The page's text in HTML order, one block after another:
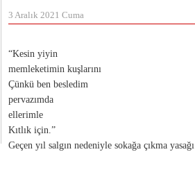
3 Aralık 2021 Cuma
“Kesin yiyin
memleketimin kuşlarını
Çünkü ben besledim
pervazımda
ellerimle
Kıtlık için.”
Geçen yıl salgın nedeniyle sokağa çıkma